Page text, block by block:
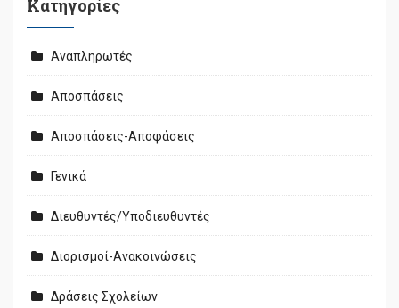
Kατηγορίες
Αναπληρωτές
Αποσπάσεις
Αποσπάσεις-Αποφάσεις
Γενικά
Διευθυντές/Υποδιευθυντές
Διορισμοί-Ανακοινώσεις
Δράσεις Σχολείων